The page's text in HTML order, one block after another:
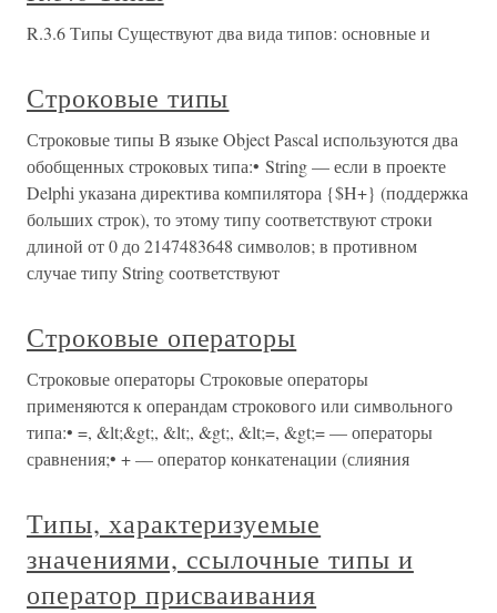
R.3.6 Типы Существуют два вида типов: основные и
Строковые типы
Строковые типы В языке Object Pascal используются два
обобщенных строковых типа:• String — если в проекте
Delphi указана директива компилятора {$H+} (поддержка
больших строк), то этому типу соответствуют строки
длиной от 0 до 2147483648 символов; в противном
случае типу String соответствуют
Строковые операторы
Строковые операторы Строковые операторы
применяются к операндам строкового или символьного
типа:• =, &lt;&gt;, &lt;, &gt;, &lt;=, &gt;= — операторы
сравнения;• + — оператор конкатенации (слияния
Типы, характеризуемые
значениями, ссылочные типы и
оператор присваивания